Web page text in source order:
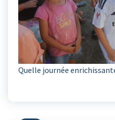
Quelle journée